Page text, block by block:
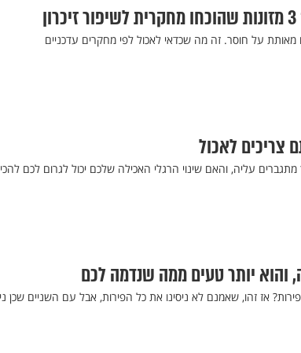
מאותת על חוסר. זה מה שכדאי לאכול לפי מחקרים עדכניים
צריכים לאכול
איך מתגברים עליה, והאם שינוי הרגלי האכילה שלכם יכול לגרום לכם
והוא יותר טעים ממה שנדמה לכם
אז זהו, שאמנם לא ניסינו את כל הפירות, אבל עם השניים שכן